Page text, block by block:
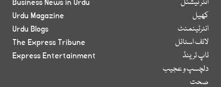
انٹر نیشنل
کھیل
انٹرٹینمنٹ
لائف اسٹائل
ٹاپ ٹرینڈ
دلچسپ و عجیب
صحت
Business News in Urdu
Urdu Magazine
Urdu Blogs
The Express Tribune
Express Entertainment